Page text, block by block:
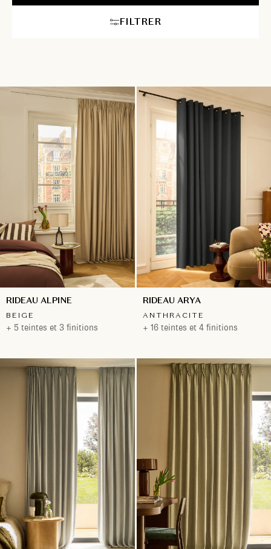
FILTRER
RIDEAU ALPINE
BEIGE
+ 5 teintes et 3 finitions
RIDEAU ARYA
ANTHRACITE
+ 16 teintes et 4 finitions